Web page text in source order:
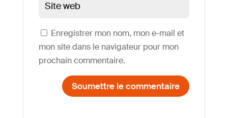
Enregistrer mon nom, mon e-mail et
mon site dans le navigateur pour mon
prochain commentaire.
Soumettre le commentaire